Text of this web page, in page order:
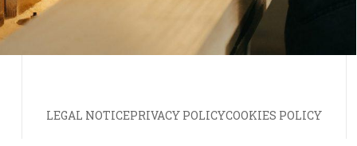
LEGAL NOTICEPRIVACY POLICYCOOKIES POLICY